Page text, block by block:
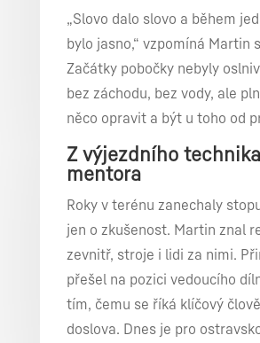
„Slovo dalo slovo a během
bylo jasno,“ vzpomíná Martin
Začátky pobočky nebyly
bez záchodu, bez vody, ale
něco opravit a být u toho od
Z výjezdního
mentora
Roky v terénu zanechaly
jen o zkušenost. Martin znal
zevnitř, stroje i lidi za nimi.
přešel na pozici vedoucího
tím, čemu se říká klíčový
doslova. Dnes je pro